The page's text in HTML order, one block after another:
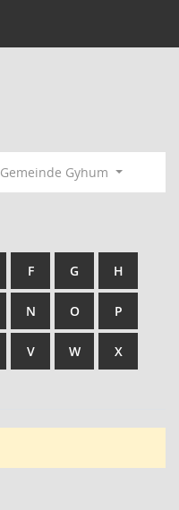
Gemeinde Gyhum
F G H
N O P
V W X